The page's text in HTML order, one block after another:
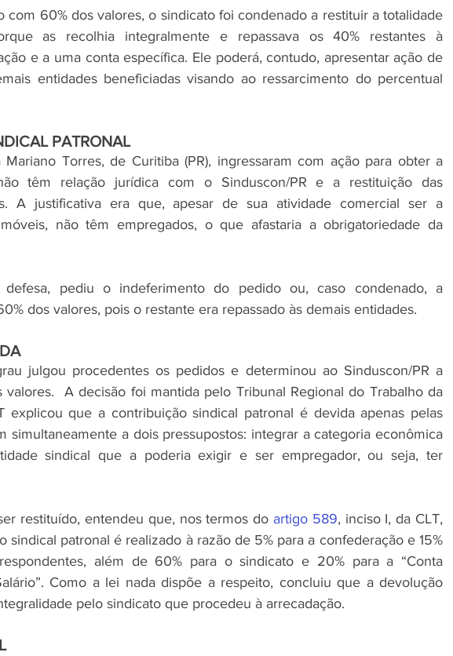
com 60% dos valores, o sindicato foi condenado a restituir a totalidade
as recolhia integralmente e repassava os 40% restantes à
e a uma conta específica. Ele poderá, contudo, apresentar ação de
entidades beneficiadas visando ao ressarcimento do percentual
PATRONAL
Torres, de Curitiba (PR), ingressaram com ação para obter a
têm relação jurídica com o Sinduscon/PR e a restituição das
A justificativa era que, apesar de sua atividade comercial ser a
não têm empregados, o que afastaria a obrigatoriedade da
pediu o indeferimento do pedido ou, caso condenado, a
dos valores, pois o restante era repassado às demais entidades.
julgou procedentes os pedidos e determinou ao Sinduscon/PR a
valores.  A decisão foi mantida pelo Tribunal Regional do Trabalho da
explicou que a contribuição sindical patronal é devida apenas pelas
simultaneamente a dois pressupostos: integrar a categoria econômica
sindical que a poderia exigir e ser empregador, ou seja, ter
restituído, entendeu que, nos termos do artigo 589, inciso I, da CLT,
sindical patronal é realizado à razão de 5% para a confederação e 15%
além de 60% para o sindicato e 20% para a “Conta
Como a lei nada dispõe a respeito, concluiu que a devolução
pelo sindicato que procedeu à arrecadação.